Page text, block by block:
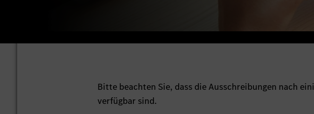
Bitte beachten Sie, dass die Ausschreibungen nach
verfügbar sind.